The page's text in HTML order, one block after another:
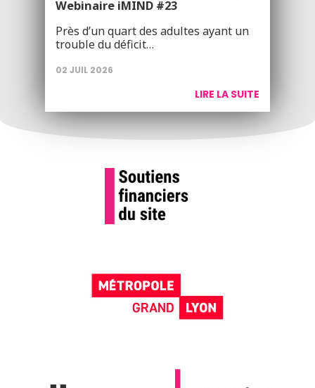
Webinaire iMIND #23
Près d’un quart des adultes ayant un
trouble du déficit…
02 JUIL 2026
LIRE LA SUITE